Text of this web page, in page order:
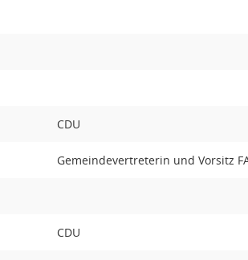
CDU
Gemeindevertreterin und Vorsitz
CDU